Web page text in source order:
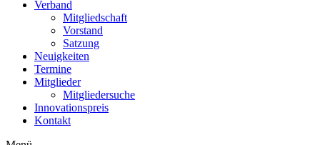
Verband
Mitgliedschaft
Vorstand
Satzung
Neuigkeiten
Termine
Mitglieder
Mitgliedersuche
Innovationspreis
Kontakt